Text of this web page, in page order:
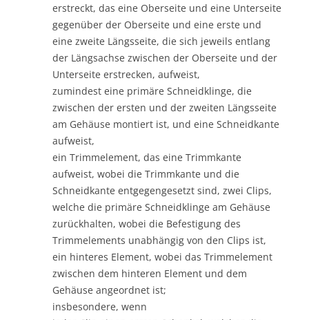
erstreckt, das eine Oberseite und eine Unterseite
gegenüber der Oberseite und eine erste und
eine zweite Längsseite, die sich jeweils entlang
der Längsachse zwischen der Oberseite und der
Unterseite erstrecken, aufweist,
zumindest eine primäre Schneidklinge, die
zwischen der ersten und der zweiten Längsseite
am Gehäuse montiert ist, und eine Schneidkante
aufweist,
ein Trimmelement, das eine Trimmkante
aufweist, wobei die Trimmkante und die
Schneidkante entgegengesetzt sind, zwei Clips,
welche die primäre Schneidklinge am Gehäuse
zurückhalten, wobei die Befestigung des
Trimmelements unabhängig von den Clips ist,
ein hinteres Element, wobei das Trimmelement
zwischen dem hinteren Element und dem
Gehäuse angeordnet ist;
insbesondere, wenn